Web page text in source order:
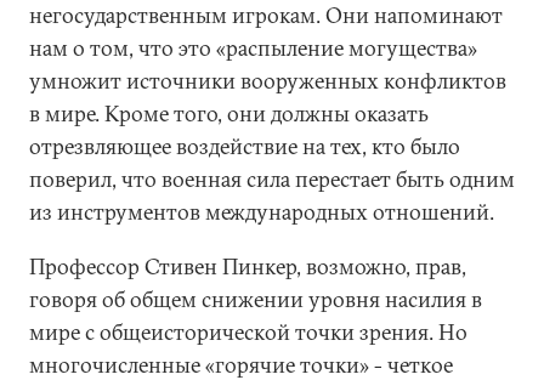
негосударственным игрокам. Они напоминают
нам о том, что это «распыление могущества»
умножит источники вооруженных конфликтов
в мире. Кроме того, они должны оказать
отрезвляющее воздействие на тех, кто было
поверил, что военная сила перестает быть одним
из инструментов международных отношений.
Профессор Стивен Пинкер, возможно, прав,
говоря об общем снижении уровня насилия в
мире с общеисторической точки зрения. Но
многочисленные «горячие точки» - четкое